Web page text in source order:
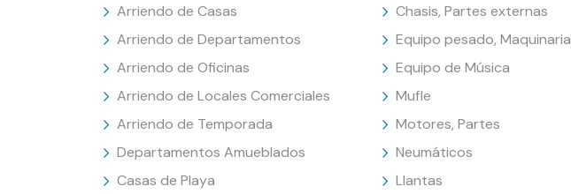
Arriendo de Casas
Arriendo de Departamentos
Arriendo de Oficinas
Arriendo de Locales Comerciales
Arriendo de Temporada
Departamentos Amueblados
Casas de Playa
Chasis, Partes externas
Equipo pesado, Maquinaria
Equipo de Música
Mufle
Motores, Partes
Neumáticos
Llantas